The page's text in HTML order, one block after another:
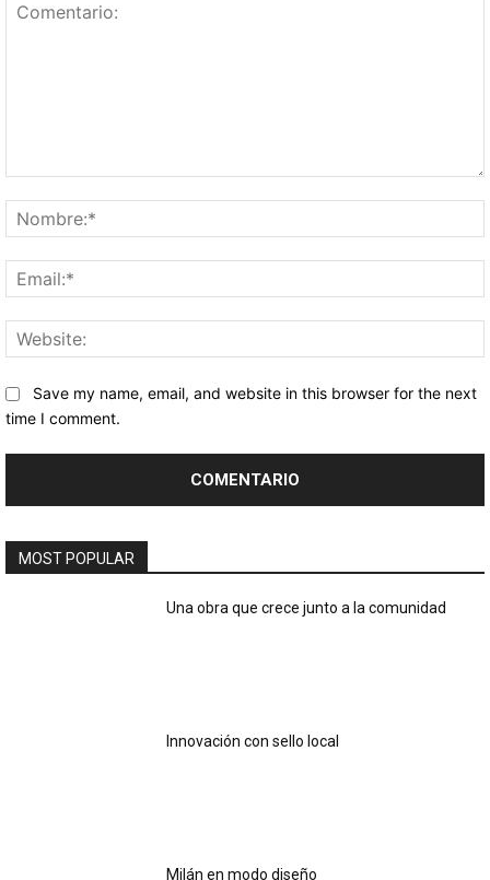
Save my name, email, and website in this browser for the next
time I comment.
MOST POPULAR
Una obra que crece junto a la comunidad
Innovación con sello local
Milán en modo diseño